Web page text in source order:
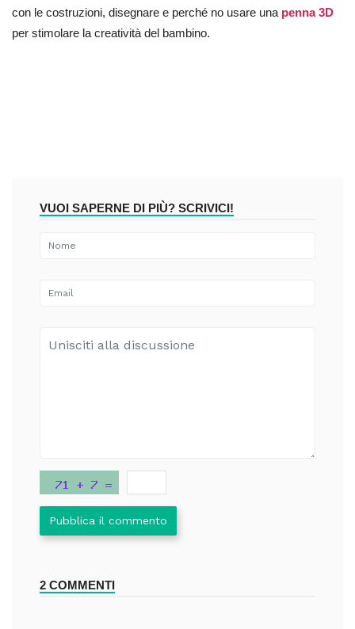
con le costruzioni, disegnare e perché no usare una penna 3D
per stimolare la creatività del bambino.
VUOI SAPERNE DI PIÙ? SCRIVICI!
Pubblica il commento
2 COMMENTI